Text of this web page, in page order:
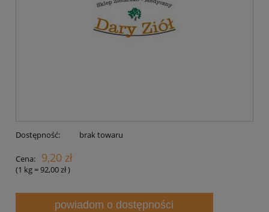
Dostępność: brak towaru
Cena: 9,20 zł
(1 kg=92,00 zł)
powiadom o dostępności